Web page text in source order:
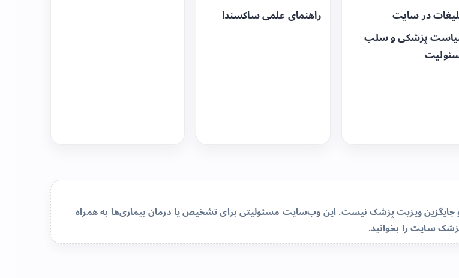
در سایت
پزشکی و سلب
راهنمای علمی ساکسندا
ویزیت پزشک نیست. این وب‌سایت مسئولیتی برای تشخیص یا درمان بیماری‌ها به همراه
سایترا بخوانید.